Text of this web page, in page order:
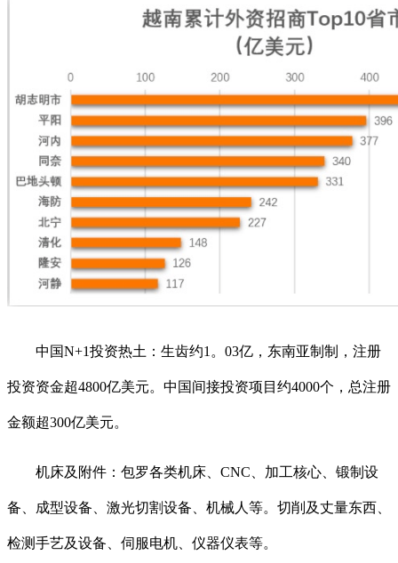
中国N+1投资热土：生齿约1。03亿，东南亚制制，注册
投资资金超4800亿美元。中国间接投资项目约4000个，总注册
金额超300亿美元。
机床及附件：包罗各类机床、CNC、加工核心、锻制设
备、成型设备、激光切割设备、机械人等。切削及丈量东西、
检测手艺及设备、伺服电机、仪器仪表等。